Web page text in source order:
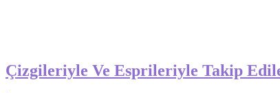
Çizgileriyle Ve Esprileriyle Takip